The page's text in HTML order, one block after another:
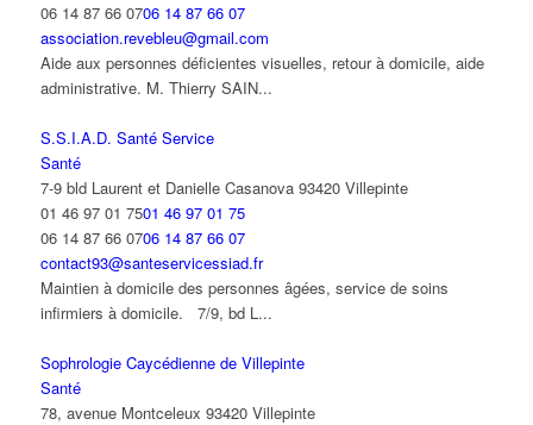
06 14 87 66 0706 14 87 66 07
association.revebleu@gmail.com
Aide aux personnes déficientes visuelles, retour à domicile, aide
administrative. M. Thierry SAIN...
S.S.I.A.D. Santé Service
Santé
7-9 bld Laurent et Danielle Casanova 93420 Villepinte
01 46 97 01 7501 46 97 01 75
06 14 87 66 0706 14 87 66 07
contact93@santeservicessiad.fr
Maintien à domicile des personnes âgées, service de soins
infirmiers à domicile. 7/9, bd L...
Sophrologie Caycédienne de Villepinte
Santé
78, avenue Montceleux 93420 Villepinte